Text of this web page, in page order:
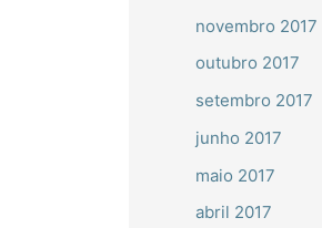
novembro 2017
outubro 2017
setembro 2017
junho 2017
maio 2017
abril 2017